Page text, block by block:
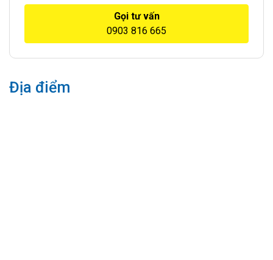
Gọi tư vấn
0903 816 665
Địa điểm